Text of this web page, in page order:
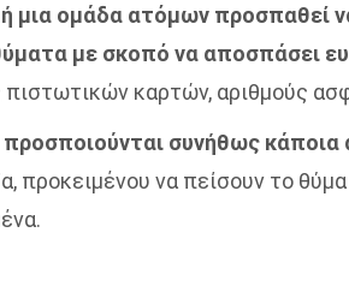
μια ομάδα ατόμων προσπαθεί
με σκοπό να αποσπάσει
καρτών, αριθμούς
συνήθως κάποια
προκειμένου να πείσουν το θύμα